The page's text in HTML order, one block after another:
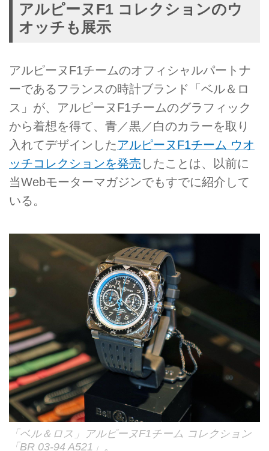
アルピーヌF1 コレクションのウ
オッチも展示
アルピーヌF1チームのオフィシャルパートナ
ーであるフランスの時計ブランド「ベル＆ロ
ス」が、アルピーヌF1チームのグラフィック
から着想を得て、青／黒／白のカラーを取り
入れてデザインしたアルピーヌF1チーム ウオ
ッチコレクションを発売 したことは、以前に
当Webモーターマガジンでもすでに紹介して
いる。
「ベル＆ロス」アルピーヌF1チーム コレクション
「BR 03-94 A521」。